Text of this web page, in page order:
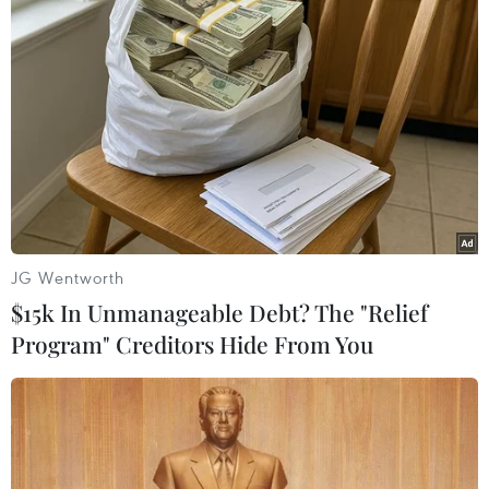
gây ra bất kỳ ảnh hưởng nào hay không.
Theo nhà phân tích Flynn, cơn bão này có thể
ảnh hưởng đến hoạt động sản xuất và làm chậm
hoạt động xuất, nhập khẩu trong tuần tới./.
(TTXVN/Vietnam+)
JG Wentworth
$15k In Unmanageable Debt? The "Relief
Program" Creditors Hide From You